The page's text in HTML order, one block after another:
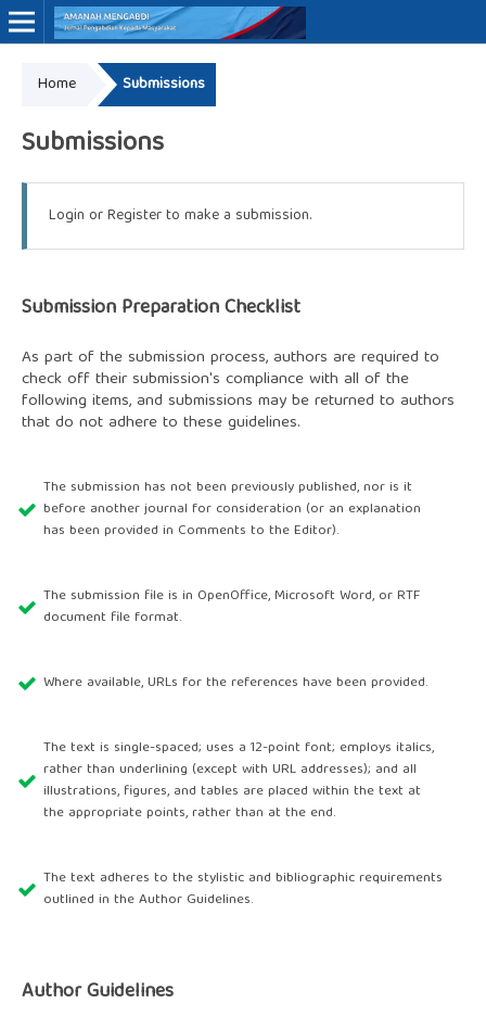
Home Submissions
Submissions
Login orRegisterto make a submission.
Submission Preparation Checklist
As part of the submission process, authors are required to
check off their submission's compliance with all of the
following items, and submissions may be returned to authors
that do not adhere to these guidelines.
The submission has not been previously published, nor is it
before another journal for consideration (or an explanation
has been provided in Comments to the Editor).
The submission file is in OpenOffice, Microsoft Word, or RTF
document file format.
Where available, URLs for the references have been provided.
The text is single-spaced; uses a 12-point font; employs italics,
rather than underlining (except with URL addresses); and all
illustrations, figures, and tables are placed within the text at
the appropriate points, rather than at the end.
The text adheres to the stylistic and bibliographic requirements
outlined in the Author Guidelines.
Author Guidelines